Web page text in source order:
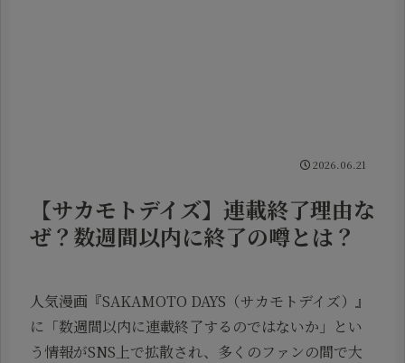
2026.06.21
【サカモトデイズ】連載終了理由な
ぜ？数週間以内に終了の噂とは？
人気漫画『SAKAMOTO DAYS（サカモトデイズ）』
に「数週間以内に連載終了するのではないか」とい
う情報がSNS上で拡散され、多くのファンの間で大